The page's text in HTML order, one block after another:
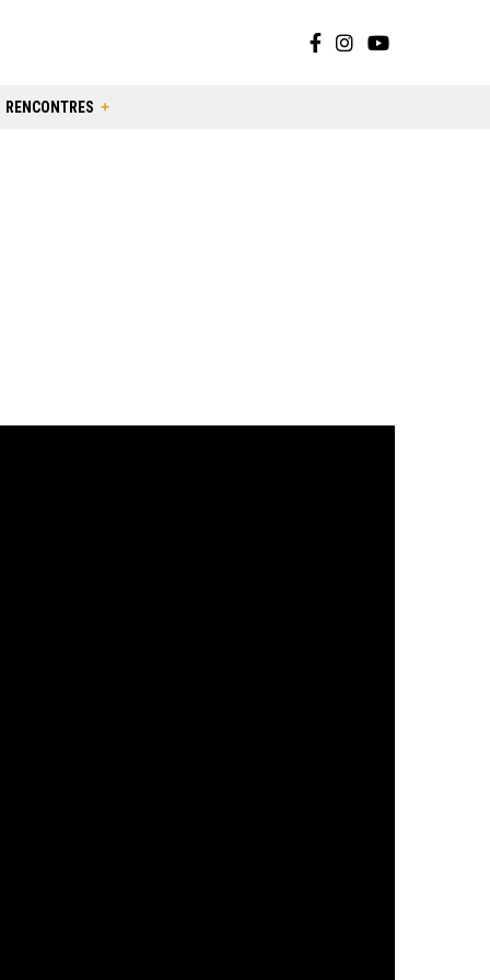
RENCONTRES